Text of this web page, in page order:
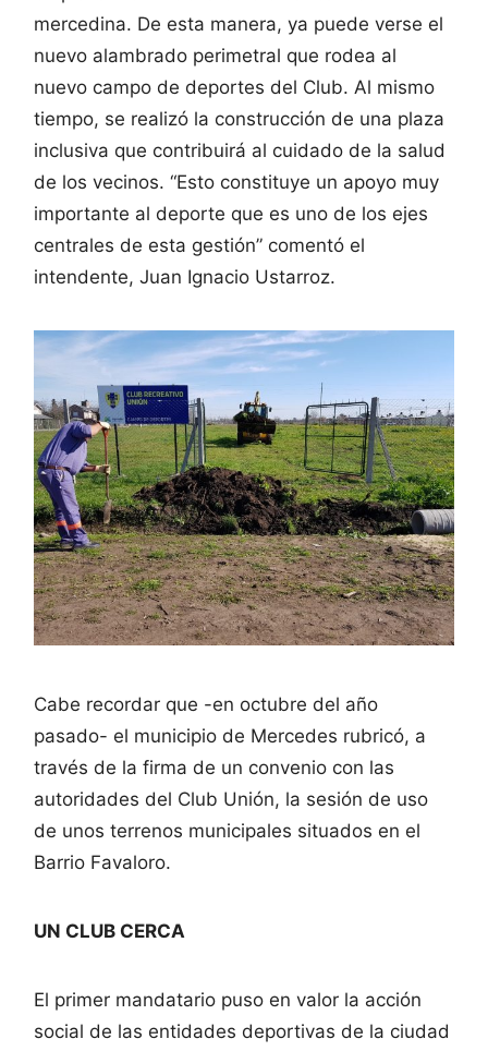
mercedina. De esta manera, ya puede verse el
nuevo alambrado perimetral que rodea al
nuevo campo de deportes del Club. Al mismo
tiempo, se realizó la construcción de una plaza
inclusiva que contribuirá al cuidado de la salud
de los vecinos. “Esto constituye un apoyo muy
importante al deporte que es uno de los ejes
centrales de esta gestión” comentó el
intendente, Juan Ignacio Ustarroz.
Cabe recordar que -en octubre del año
pasado- el municipio de Mercedes rubricó, a
través de la firma de un convenio con las
autoridades del Club Unión, la sesión de uso
de unos terrenos municipales situados en el
Barrio Favaloro.
UN CLUB CERCA
El primer mandatario puso en valor la acción
social de las entidades deportivas de la ciudad